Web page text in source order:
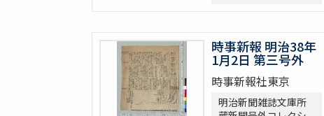
時事新報 明治38年
1月2日 第三号外
時事新報社東京
明治新聞雑誌文庫所